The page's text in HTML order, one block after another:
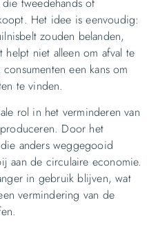
Het idee is eenvoudig:
zouden belanden,
niet alleen om afval te
een kans om
te vinden.
rol in het verminderen van
Door het
anders weggegooid
aan de circulaire economie.
in gebruik blijven, wat
vermindering van de